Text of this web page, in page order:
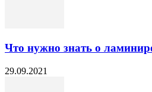
Что нужно знать о
29.09.2021